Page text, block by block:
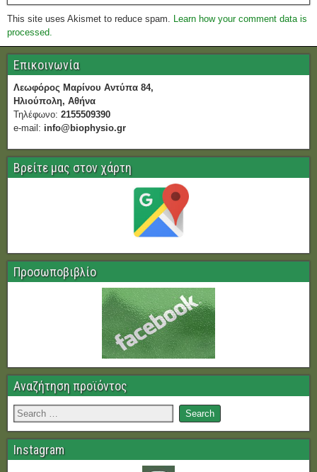
This site uses Akismet to reduce spam. Learn how your comment data is
processed.
Επικοινωνία
Λεωφόρος Μαρίνου Αντύπα 84,
Ηλιούπολη, Αθήνα
Τηλέφωνο: 2155509390
e-mail: info@biophysio.gr
Βρείτε μας στον χάρτη
Προσωποβιβλίο
Αναζήτηση προϊόντος
Instagram